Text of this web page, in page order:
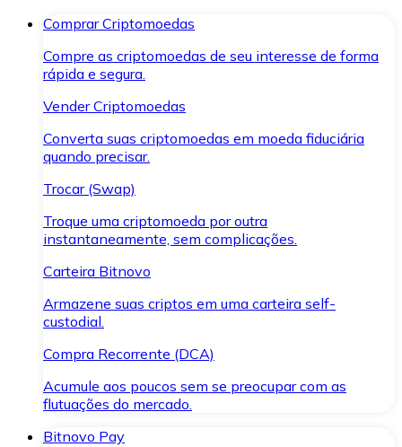
Comprar Criptomoedas
Compre as criptomoedas de seu interesse de forma
rápida e segura.
Vender Criptomoedas
Converta suas criptomoedas em moeda fiduciária
quando precisar.
Trocar (Swap)
Troque uma criptomoeda por outra
instantaneamente, sem complicações.
Carteira Bitnovo
Armazene suas criptos em uma carteira self-
custodial.
Compra Recorrente (DCA)
Acumule aos poucos sem se preocupar com as
flutuações do mercado.
Bitnovo Pay